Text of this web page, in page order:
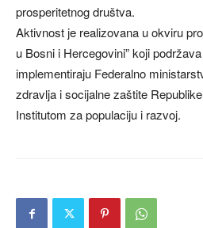
prosperitetnog društva.
Aktivnost je realizovana u okviru
u Bosni i Hercegovini” koji
implementiraju Federalno
zdravlja i socijalne zaštite
Institutom za populaciju i razvoj.